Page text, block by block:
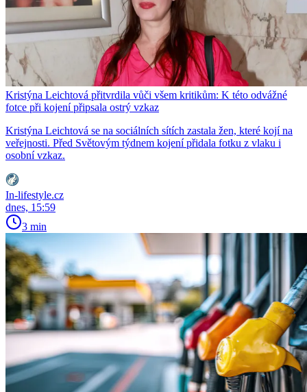
Kristýna Leichtová přitvrdila vůči všem kritikům: K této odvážné
fotce při kojení připsala ostrý vzkaz
Kristýna Leichtová se na sociálních sítích zastala žen, které kojí na
veřejnosti. Před Světovým týdnem kojení přidala fotku z vlaku i
osobní vzkaz.
In-lifestyle.cz
dnes, 15:59
3 min